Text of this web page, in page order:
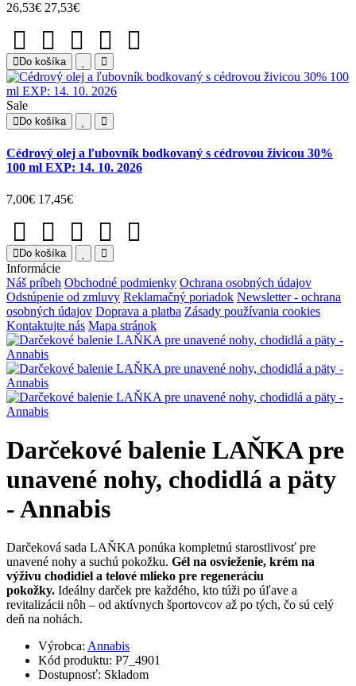
26,53€ 27,53€
Do košíka
Sale
Do košíka
Cédrový olej a ľubovník bodkovaný s cédrovou živicou 30%
100 ml EXP: 14. 10. 2026
7,00€ 17,45€
Do košíka
Informácie
Náš príbeh Obchodné podmienky Ochrana osobných údajov
Odstúpenie od zmluvy Reklamačný poriadok Newsletter - ochrana
osobných údajov Doprava a platba Zásady používania cookies
Kontaktujte nás Mapa stránok
Darčekové balenie LAŇKA pre
unavené nohy, chodidlá a päty
- Annabis
Darčeková sada LAŇKA ponúka kompletnú starostlivosť pre
unavené nohy a suchú pokožku. Gél na osvieženie, krém na
výživu chodidiel a telové mlieko pre regeneráciu
pokožky. Ideálny darček pre každého, kto túži po úľave a
revitalizácii nôh – od aktívnych športovcov až po tých, čo sú celý
deň na nohách.
Výrobca: Annabis
Kód produktu: P7_4901
Dostupnosť: Skladom